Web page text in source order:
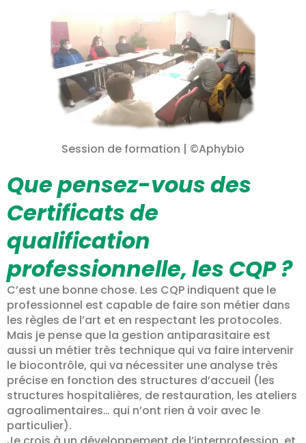
Session de formation | ©Aphybio
Que pensez-vous des
Certificats de
qualification
professionnelle, les CQP ?
C’est une bonne chose. Les CQP indiquent que le
professionnel est capable de faire son métier dans
les règles de l’art et en respectant les protocoles.
Mais je pense que la gestion antiparasitaire est
aussi un métier très technique qui va faire intervenir
le biocontrôle, qui va nécessiter une analyse très
précise en fonction des structures d’accueil (les
structures hospitalières, de restauration, les ateliers
agroalimentaires… qui n’ont rien à voir avec le
particulier).